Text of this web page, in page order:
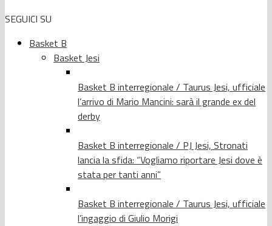
SEGUICI SU
Basket B
Basket Jesi
Basket B interregionale / Taurus Jesi, ufficiale
l’arrivo di Mario Mancini: sarà il grande ex del
derby
Basket B interregionale / PJ Jesi, Stronati
lancia la sfida: “Vogliamo riportare Jesi dove è
stata per tanti anni”
Basket B interregionale / Taurus Jesi, ufficiale
l’ingaggio di Giulio Morigi